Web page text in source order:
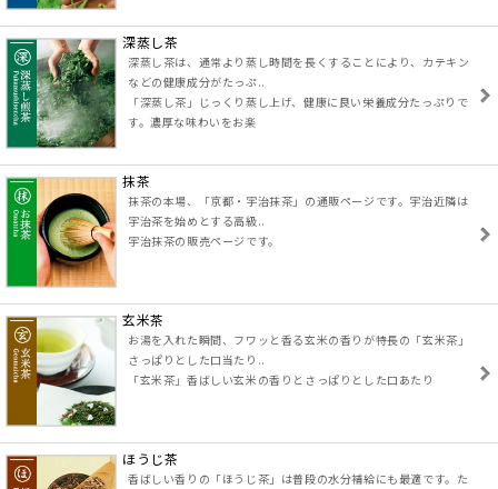
深蒸し茶
深蒸し茶は、通常より蒸し時間を長くすることにより、カテキン
などの健康成分がたっぷ..
「深蒸し茶」じっくり蒸し上げ、健康に良い栄養成分たっぷりで
す。濃厚な味わいをお楽
抹茶
抹茶の本場、「京都・宇治抹茶」の通販ページです。宇治近隣は
宇治茶を始めとする高級..
宇治抹茶の販売ページです。
玄米茶
お湯を入れた瞬間、フワッと香る玄米の香りが特長の「玄米茶」
さっぱりとした口当たり..
「玄米茶」香ばしい玄米の香りとさっぱりとした口あたり
ほうじ茶
香ばしい香りの「ほうじ茶」は普段の水分補給にも最適です。た